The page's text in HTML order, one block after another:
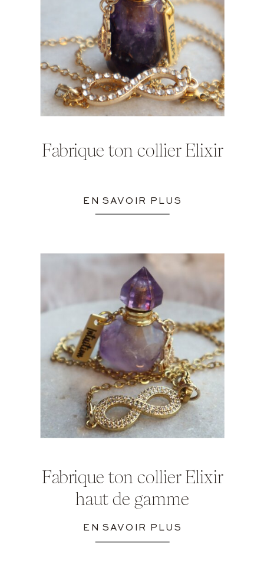
EN SAVOIR PLUS
Fabrique ton collier Elixir
haut de gamme
EN SAVOIR PLUS
Fabrique ton collier Elixir